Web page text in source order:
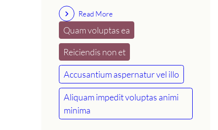
Read More
Quam voluptas ea
Reiciendis non et
Accusantium aspernatur vel illo
Aliquam impedit voluptas animi
minima